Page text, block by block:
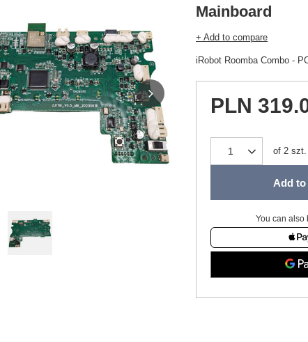
Mainboard
+ Add to compare
iRobot Roomba Combo -
PLN
of 2 szt.
Add
You can also